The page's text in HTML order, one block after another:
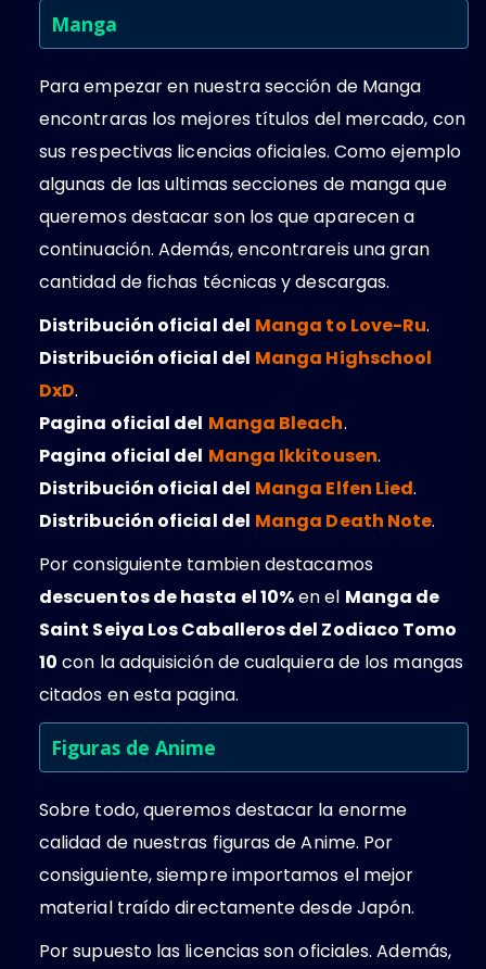
Manga
Para empezar en nuestra sección de Manga
encontraras los mejores títulos del mercado, con
sus respectivas licencias oficiales. Como ejemplo
algunas de las ultimas secciones de manga que
queremos destacar son los que aparecen a
continuación. Además, encontrareis una gran
cantidad de fichas técnicas y descargas.
Distribución oficial del Manga to Love-Ru.
Distribución oficial del Manga Highschool
DxD.
Pagina oficial del Manga Bleach.
Pagina oficial del Manga Ikkitousen.
Distribución oficial del Manga Elfen Lied.
Distribución oficial del Manga Death Note.
Por consiguiente tambien destacamos
descuentos de hasta el 10%en el Manga de
Saint Seiya Los Caballeros del Zodiaco Tomo
10 con la adquisición de cualquiera de los mangas
citados en esta pagina.
Figuras de Anime
Sobre todo, queremos destacar la enorme
calidad de nuestras figuras de Anime. Por
consiguiente, siempre importamos el mejor
material traído directamente desde Japón.
Por supuesto las licencias son oficiales. Además,